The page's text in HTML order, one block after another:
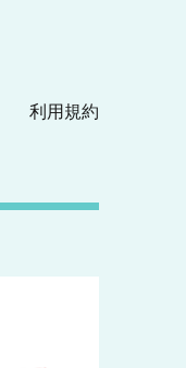
利用規約